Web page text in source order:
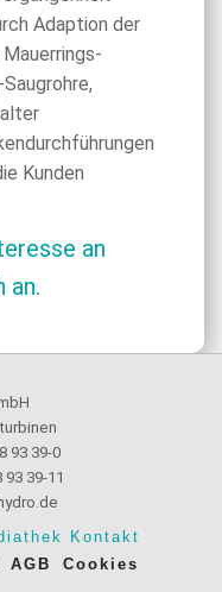
Adaption der
Kunden
an
an.
93 39-0
39-11
Kontakt
AGB Cookies